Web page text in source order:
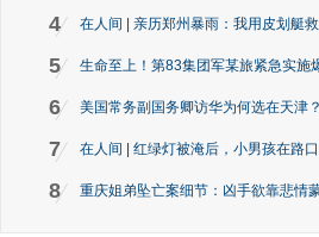
4 在人间 | 亲历郑州暴雨：我用皮划艇
5 生命至上！第83集团军某旅紧急实施
6 美国常务副国务卿访华为何选在天津
7 在人间 | 红绿灯被淹后，小男孩在路
8 重庆姐弟坠亡案细节：凶手欲靠悲情